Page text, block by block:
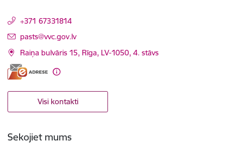
+371 67331814
E-pasts:
pasts@vvc.gov.lv
Raiņa bulvāris 15, Rīga, LV-1050, 4. stāvs
Visi kontakti
Sekojiet mums